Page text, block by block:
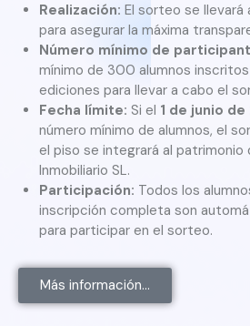
Realización: El sorteo se
para asegurar la máxima
Número mínimo de
mínimo de 300 alumnos
ediciones para llevar a cabo el
Fecha límite: Si el 1 de junio de
número mínimo de alumnos, el
el piso se integrará al patrimonio
Inmobiliario SL.
Participación: Todos los
inscripción completa son
para participar en el sorteo.
Más información...